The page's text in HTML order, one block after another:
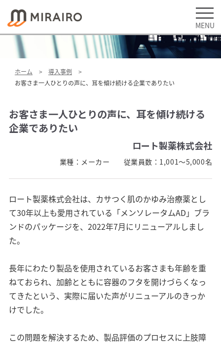
ホーム
導入事例
お客さま一人ひとりの声に、耳を傾け続ける企業でありたい
お客さま一人ひとりの声に、耳を傾け続ける
企業でありたい
ロート製薬株式会社
業種： メーカー 従業員数： 1,001～5,000名
ロート製薬株式会社は、カサつく肌のかゆみ治療薬とし
て30年以上も愛用されている「メンソレータムAD」ブラ
ンドのパッケージを、2022年7月にリニューアルしまし
た。
長年にわたり製品を使用されているお客さまも年齢を重
ねておられ、加齢とともに容器のフタを開けづらくなっ
てきたという、実際に届いた声がリニューアルのきっか
けでした。
この問題を解決するため、製品評価のプロセスに上肢障